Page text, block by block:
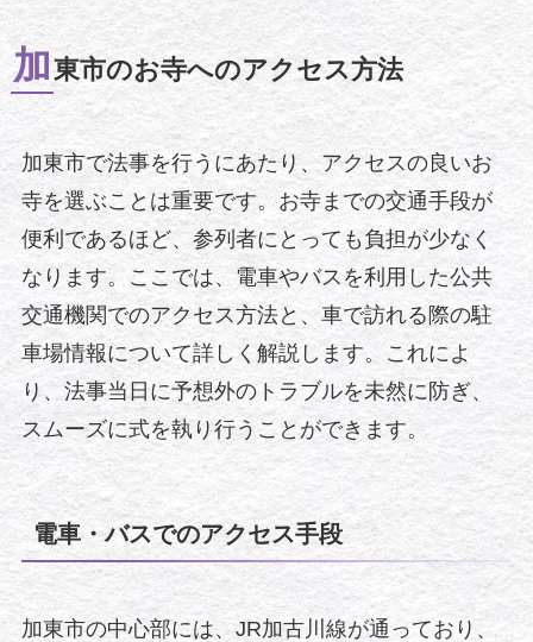
加東市のお寺へのアクセス方法
加東市で法事を行うにあたり、アクセスの良いお
寺を選ぶことは重要です。お寺までの交通手段が
便利であるほど、参列者にとっても負担が少なく
なります。ここでは、電車やバスを利用した公共
交通機関でのアクセス方法と、車で訪れる際の駐
車場情報について詳しく解説します。これによ
り、法事当日に予想外のトラブルを未然に防ぎ、
スムーズに式を執り行うことができます。
電車・バスでのアクセス手段
加東市の中心部には、JR加古川線が通っており、